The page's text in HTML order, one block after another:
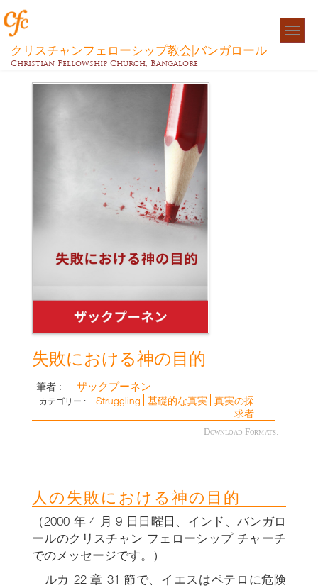
クリスチャンフェローシップ教会|バンガロール
Christian Fellowship Church, Bangalore
失敗における神の目的
筆者 : ザックプーネン
カテゴリー : Struggling 基礎的な真実 真実の探
求者
Download Formats:
人の失敗における神の目的
（2000 年 4 月 9 日日曜日、インド、バンガロ
ールのクリスチャン フェローシップ チャーチ
でのメッセージです。）
ルカ 22 章 31 節で、イエスはペテロに危険